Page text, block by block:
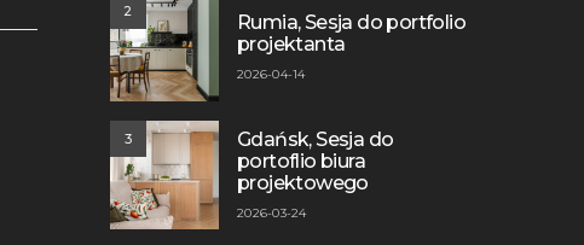
2
Rumia, Sesja do portfolio
projektanta
2026-04-14
3
Gdańsk, Sesja do
portoflio biura
projektowego
2026-03-24